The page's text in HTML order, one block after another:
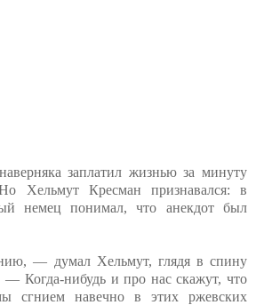
заплатил жизнью за минуту
Хельмут Кресман признавался: в
немец понимал, что анекдот был
— думал Хельмут, глядя в спину
— Когда-нибудь и про нас скажут, что
сгнием навечно в этих ржевских